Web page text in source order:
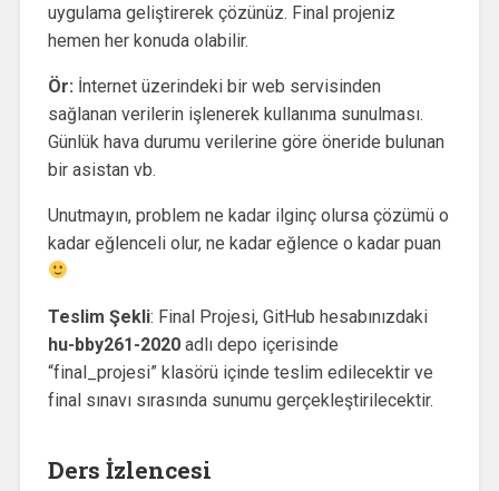
uygulama geliştirerek çözünüz. Final projeniz
hemen her konuda olabilir.
Ör: İnternet üzerindeki bir web servisinden
sağlanan verilerin işlenerek kullanıma sunulması.
Günlük hava durumu verilerine göre öneride bulunan
bir asistan vb.
Unutmayın, problem ne kadar ilginç olursa çözümü o
kadar eğlenceli olur, ne kadar eğlence o kadar puan
Teslim Şekli: Final Projesi, GitHub hesabınızdaki
hu-bby261-2020adlı depo içerisinde
“final_projesi” klasörü içinde teslim edilecektir ve
final sınavı sırasında sunumu gerçekleştirilecektir.
Ders İzlencesi